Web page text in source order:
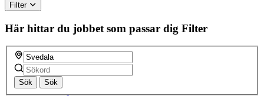
Filter
Här hittar du jobbet som passar dig Filter
Sök Sök